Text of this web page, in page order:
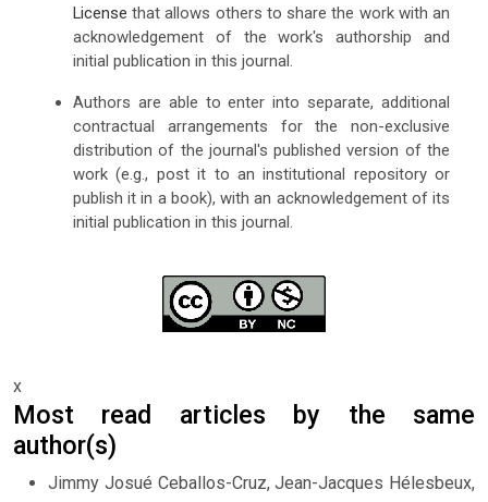
License that allows others to share the work with an
acknowledgement of the work's authorship and
initial publication in this journal.
Authors are able to enter into separate, additional
contractual arrangements for the non-exclusive
distribution of the journal's published version of the
work (e.g., post it to an institutional repository or
publish it in a book), with an acknowledgement of its
initial publication in this journal.
x
Most read articles by the same
author(s)
Jimmy Josué Ceballos-Cruz, Jean-Jacques Hélesbeux,